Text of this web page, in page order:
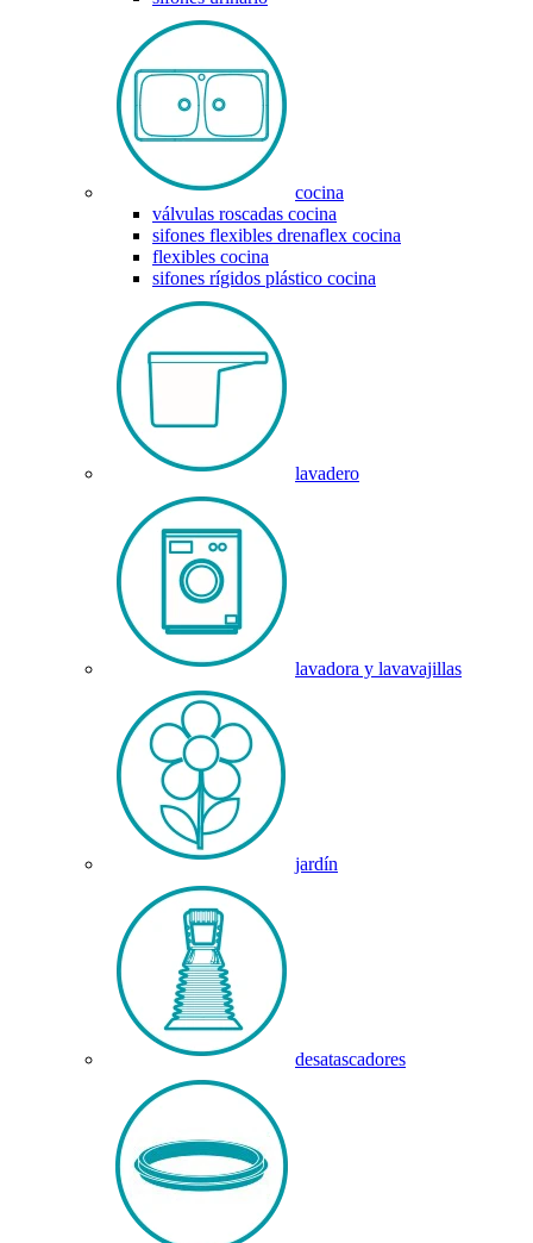
cocina
válvulas roscadas cocina
sifones flexibles drenaflex cocina
flexibles cocina
sifones rígidos plástico cocina
lavadero
lavadora y lavavajillas
jardín
desatascadores